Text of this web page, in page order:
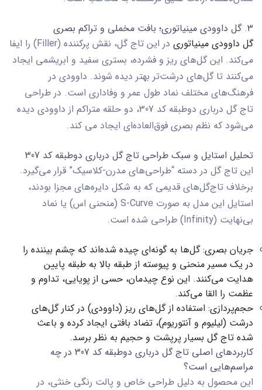
3. گل داوودی مینیاتوری؛ بافت مخملی و تراکم بصری
گل داوودی مینیاتوری
در این تاج گل، نقش پرکننده (Filler) را ایفا
می‌کند. این گل‌های ریز و فشرده، بستری سفید و ابریشمی ایجاد
می‌کنند تا گل‌های درشت‌تر بهتر دیده شوند. داوودی در
فرهنگ‌های مختلف نماد طول عمر و وفاداری است. در طراحی
تاج گل درباری دوطبقه کد 307
، دو حلقه متراکم از داوودی دیده
می‌شود که نظم بصری فوق‌العاده‌ای ایجاد می کند.
تحلیل استایل و سبک طراحی تاج گل درباری دوطبقه کد 307
این تاج گل در دسته “طراحی‌های مدرن-کلاسیک” قرار می‌گیرد.
برخلاف تاج‌گل‌های قدیمی که به شکل دایره‌های مجزا بودند،
استایل این مدل به صورت S-Curve (منحنی اس) یا نماد
بی‌نهایت (Infinity)
طراحی شده است.
جریان بصری:گل‌ها به گونه‌ای چیده شده‌اند که چشم بیننده را
در یک مسیر منحنی و پیوسته از طبقه بالا به طبقه پایین
هدایت می‌کنند. این نوع چیدمان، حسی از پویایی، تداوم و
عظمت را القا می‌کند.
حجم‌پردازی: استفاده از گل‌های ریز (داوودی) در کنار گل‌های
درشت (لیلیوم و آنتوریوم)، تضاد بافتی ایجاد کرده و باعث
شده تاج گل بسیار پرپشت و حجیم به نظر برسد.
کاربردهای اصلی تاج گل درباری دوطبقه کد 307 در چه
مراسم‌هایی است؟
این محصول به دلیل طراحی خاص و پالت رنگی خنثی، در